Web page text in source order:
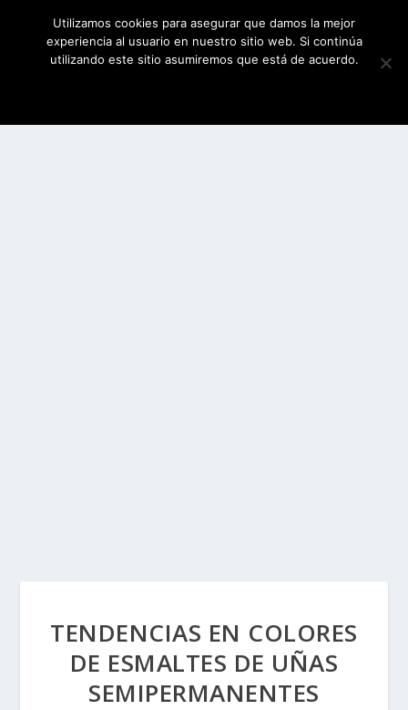
TENDENCIAS EN COLORES
DE ESMALTES DE UÑAS
SEMIPERMANENTES
Utilizamos cookies para asegurar que damos la mejor
experiencia al usuario en nuestro sitio web. Si continúa
utilizando este sitio asumiremos que está de acuerdo.